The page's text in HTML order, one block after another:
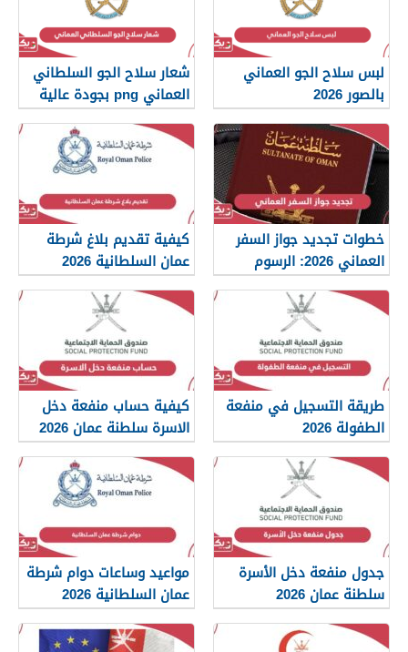
لبس سلاح الجو العماني
بالصور 2026
شعار سلاح الجو السلطاني
العماني png بجودة عالية
2026
خطوات تجديد جواز السفر
العماني 2026: الرسوم
والمستندات المطلوبة
كيفية تقديم بلاغ شرطة
عمان السلطانية 2026
طريقة التسجيل في منفعة
الطفولة 2026
كيفية حساب منفعة دخل
الاسرة سلطنة عمان 2026
جدول منفعة دخل الأسرة
سلطنة عمان 2026
مواعيد وساعات دوام شرطة
عمان السلطانية 2026